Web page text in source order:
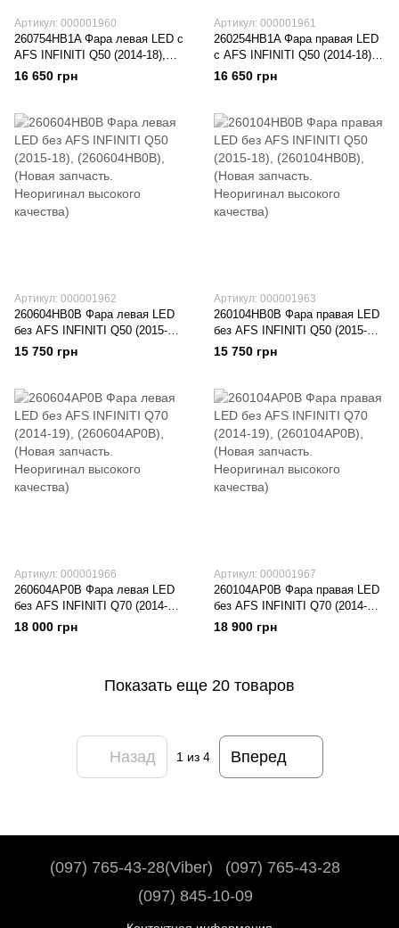
Артикул: 000001960
260754HB1A Фара левая LED с
AFS INFINITI Q50 (2014-18),
(26075-4HB1A), (Новая
запчасть. Неоригинал высокого
16 650 грн
Артикул: 000001961
260254HB1A Фара правая LED
с AFS INFINITI Q50 (2014-18),
(26025-4HB1A), (Новая
запчасть. Неоригинал высокого
16 650 грн
Артикул: 000001962
260604HB0B Фара левая LED
без AFS INFINITI Q50 (2015-
18), (260604HB0B), (Новая
запчасть. Неоригинал высокого
15 750 грн
Артикул: 000001963
260104HB0B Фара правая LED
без AFS INFINITI Q50 (2015-
18), (260104HB0B), (Новая
запчасть. Неоригинал высокого
15 750 грн
Артикул: 000001966
260604AP0B Фара левая LED
без AFS INFINITI Q70 (2014-
19), (260604AP0B), (Новая
запчасть. Неоригинал высокого
18 000 грн
Артикул: 000001967
260104AP0B Фара правая LED
без AFS INFINITI Q70 (2014-
19), (260104AP0B), (Новая
запчасть. Неоригинал высокого
18 900 грн
Показать еще 20 товаров
Назад 1 из 4 Вперед
(097) 765-43-28(Viber)
(097) 765-43-28
(097) 845-10-09